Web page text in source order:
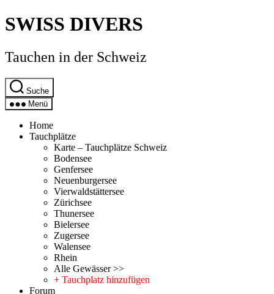
Direkt
zum
wechseln
SWISS DIVERS
Tauchen in der Schweiz
Suche
Menü
Home
Tauchplätze
Karte – Tauchplätze Schweiz
Bodensee
Genfersee
Neuenburgersee
Vierwaldstättersee
Zürichsee
Thunersee
Bielersee
Zugersee
Walensee
Rhein
Alle Gewässer >>
+ Tauchplatz hinzufügen
Forum